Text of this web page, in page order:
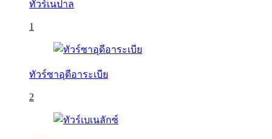
ทัวร์เนปาล
1
ทัวร์ซาอุดีอาระเบีย
2